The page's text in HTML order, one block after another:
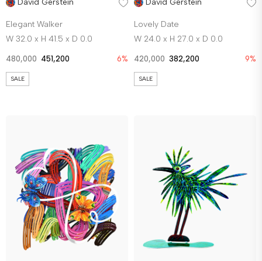
David Gerstein
Elegant Walker
W 32.0 x H 41.5 x D 0.0
480,000 451,200 6%
SALE
David Gerstein
Lovely Date
W 24.0 x H 27.0 x D 0.0
420,000 382,200 9%
SALE